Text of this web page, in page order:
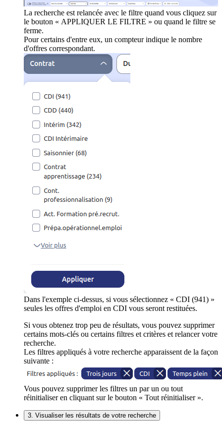
La recherche est relancée avec le filtre quand vous cliquez sur
le bouton « APPLIQUER LE FILTRE » ou quand le filtre se
ferme.
Pour certains d'entre eux, un compteur indique le nombre
d'offres correspondant.
Dans l'exemple ci-dessus, si vous sélectionnez « CDI (941) »
seules les offres d'emploi en CDI vous seront restituées.
Si vous obtenez trop peu de résultats, vous pouvez supprimer
certains mots-clés ou certains filtres et critères et relancer votre
recherche.
Les filtres appliqués à votre recherche apparaissent de la façon
suivante :
Vous pouvez supprimer les filtres un par un ou tout
réinitialiser en cliquant sur le bouton « Tout réinitialiser ».
3. Visualiser les résultats de votre recherche